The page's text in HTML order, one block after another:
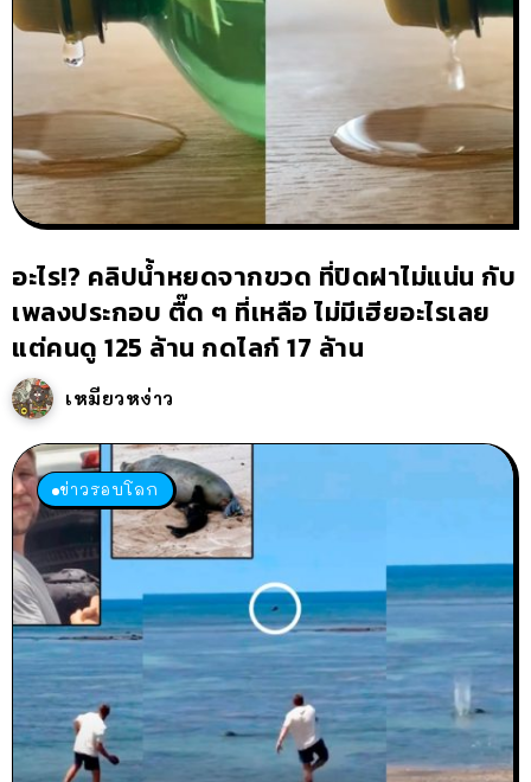
อะไร!? คลิปน้ำหยดจากขวด ที่ปิดฝาไม่แน่น กับ
เพลงประกอบ ตื๊ด ๆ ที่เหลือ ไม่มีเฮียอะไรเลย
แต่คนดู 125 ล้าน กดไลก์ 17 ล้าน
เหมียวหง่าว
ข่าวรอบโลก